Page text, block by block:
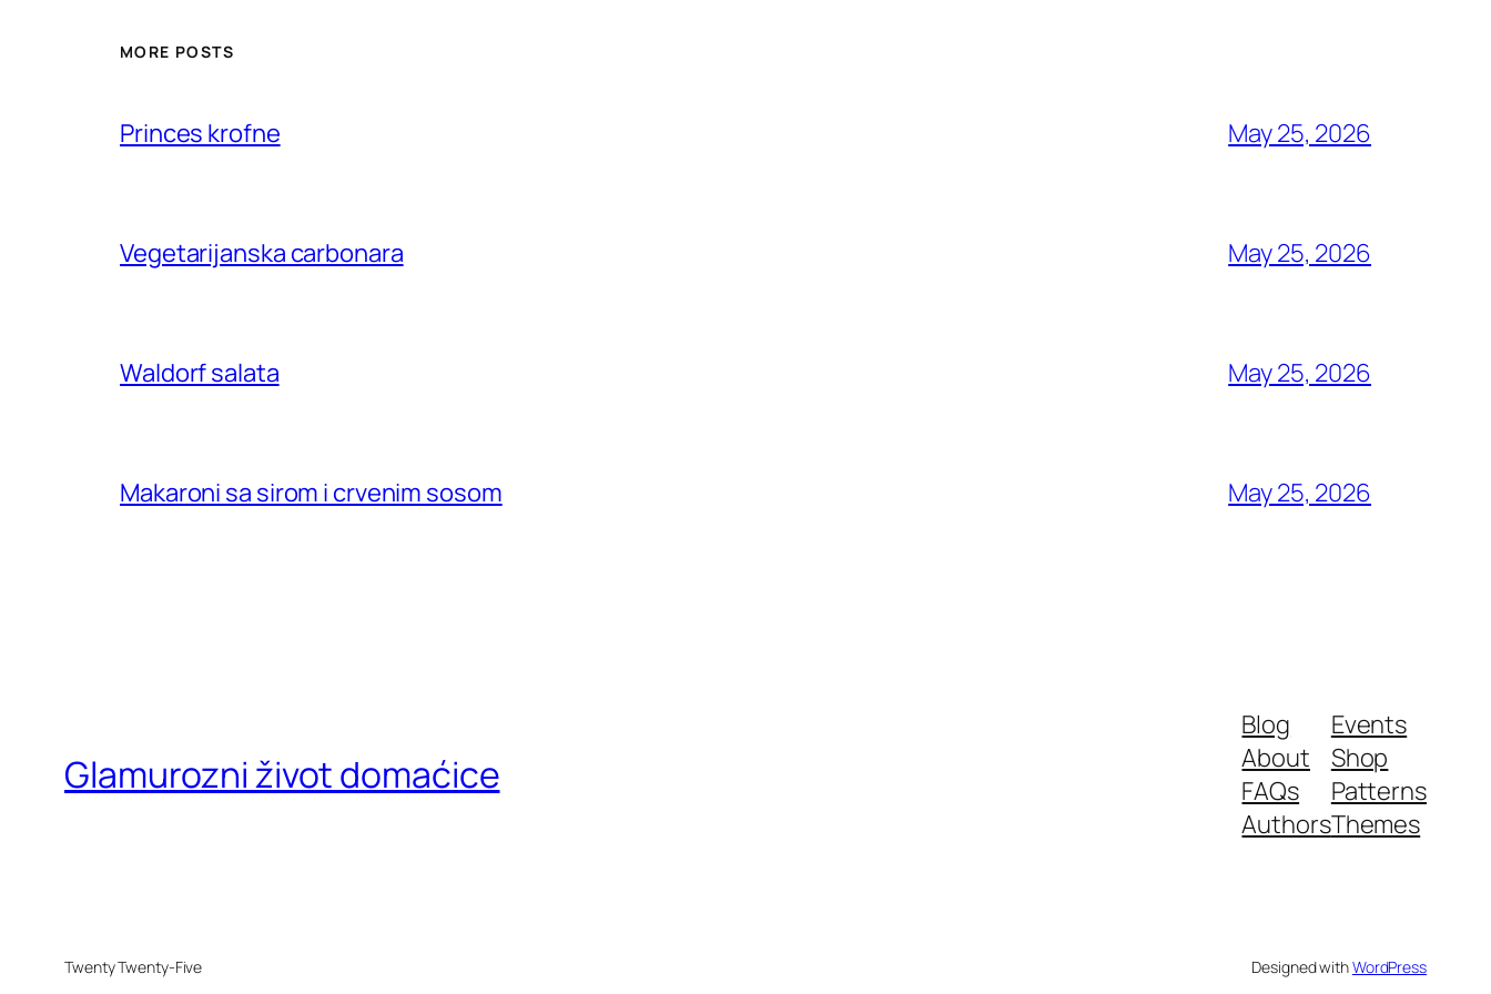
MORE POSTS
Princes krofne May 25, 2026
Vegetarijanska carbonara May 25, 2026
Waldorf salata May 25, 2026
Makaroni sa sirom i crvenim sosom May 25, 2026
Glamurozni život domaćice
Blog
About
FAQs
Authors
Events
Shop
Patterns
Themes
Twenty Twenty-Five Designed withWordPress